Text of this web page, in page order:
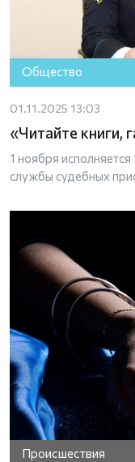
Общество
01.11.2025 13:03
«Читайте книги,
1 ноября
службы судебных
Происшествия